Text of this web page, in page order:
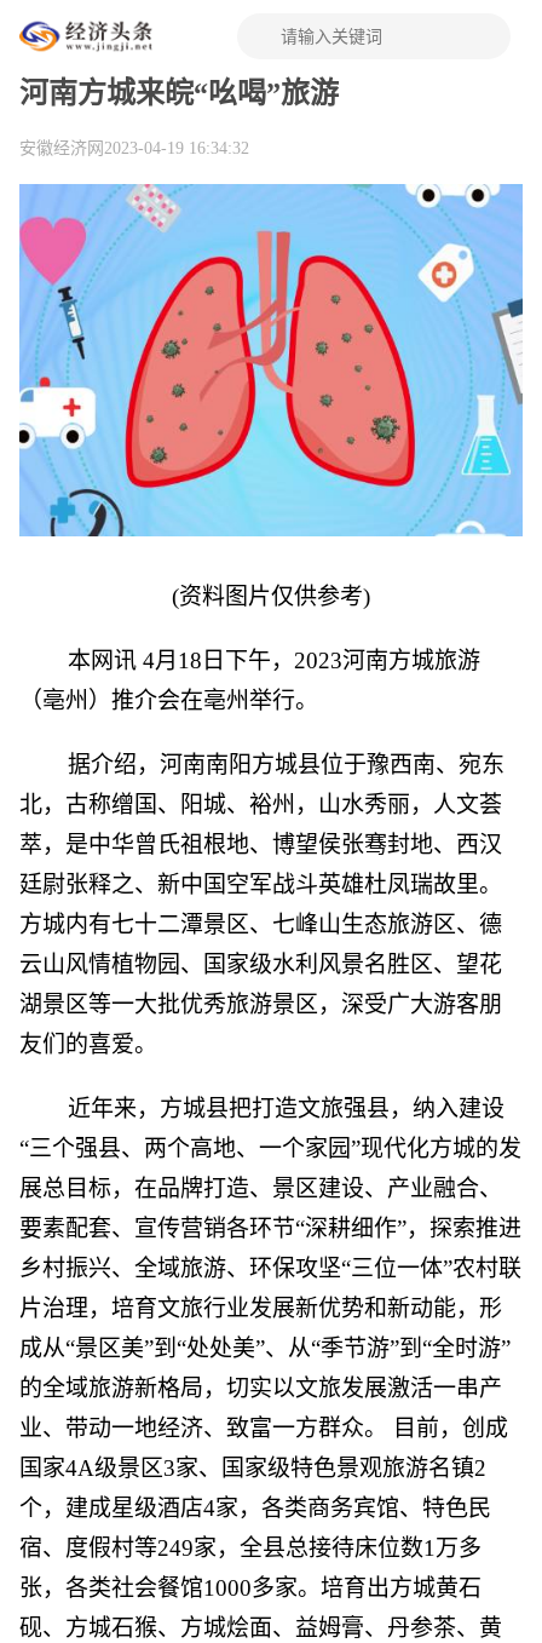
河南方城来皖“吆喝”旅游
2023-04-19 16:34:32
安徽经济网
(资料图片仅供参考)
本网讯 4月18日下午，2023河南方城旅游
（亳州）推介会在亳州举行。
据介绍，河南南阳方城县位于豫西南、宛东
北，古称缯国、阳城、裕州，山水秀丽，人文荟
萃，是中华曾氏祖根地、博望侯张骞封地、西汉
廷尉张释之、新中国空军战斗英雄杜凤瑞故里。
方城内有七十二潭景区、七峰山生态旅游区、德
云山风情植物园、国家级水利风景名胜区、望花
湖景区等一大批优秀旅游景区，深受广大游客朋
友们的喜爱。
近年来，方城县把打造文旅强县，纳入建设
“三个强县、两个高地、一个家园”现代化方城的发
展总目标，在品牌打造、景区建设、产业融合、
要素配套、宣传营销各环节“深耕细作”，探索推进
乡村振兴、全域旅游、环保攻坚“三位一体”农村联
片治理，培育文旅行业发展新优势和新动能，形
成从“景区美”到“处处美”、从“季节游”到“全时游”
的全域旅游新格局，切实以文旅发展激活一串产
业、带动一地经济、致富一方群众。 目前，创成
国家4A级景区3家、国家级特色景观旅游名镇2
个，建成星级酒店4家，各类商务宾馆、特色民
宿、度假村等249家，全县总接待床位数1万多
张，各类社会餐馆1000多家。培育出方城黄石
砚、方城石猴、方城烩面、益姆膏、丹参茶、黄